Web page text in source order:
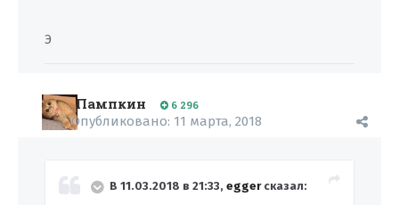
Э
Пампкин 6 296
Опубликовано: 11 марта, 2018
В 11.03.2018 в 21:33, eggerсказал: